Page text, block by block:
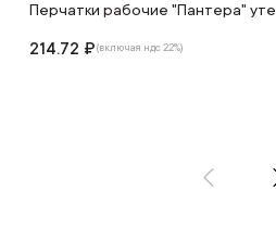
Перчатки рабочие "Пантера"
214.72 ₽(включая ндс 22%)